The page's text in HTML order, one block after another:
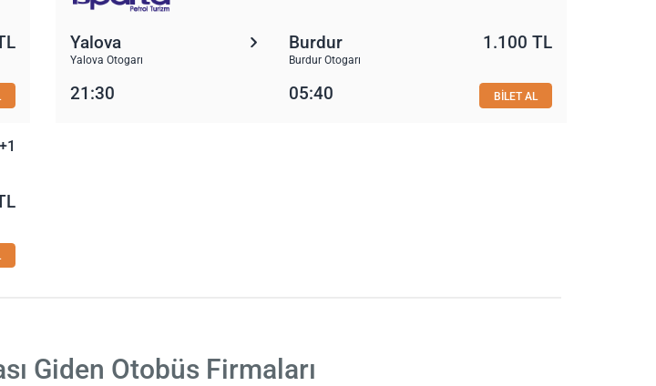
Yalova
Yalova Otogarı
Burdur
Burdur Otogarı
1.100 TL
21:30 05:40 BİLET AL
Giden Otobüs Firmaları